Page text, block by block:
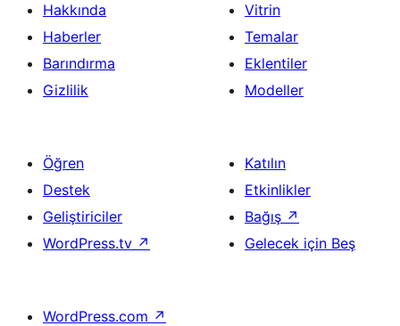
Hakkında
Haberler
Barındırma
Gizlilik
Vitrin
Temalar
Eklentiler
Modeller
Öğren
Destek
Geliştiriciler
WordPress.tv ↗
Katılın
Etkinlikler
Bağış ↗
Gelecek için Beş
WordPress.com ↗